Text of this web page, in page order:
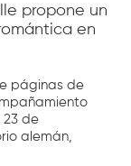
propone un
en
páginas de
23 de
alemán,